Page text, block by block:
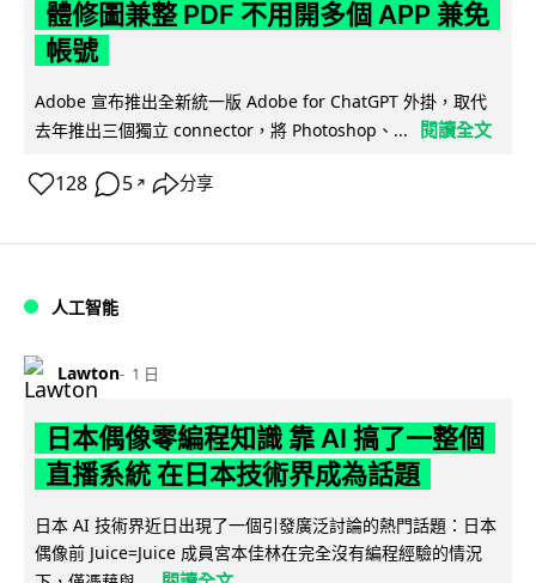
體修圖兼整 PDF 不用開多個 APP 兼免
帳號
Adobe 宣布推出全新統一版 Adobe for ChatGPT 外掛，取代
去年推出三個獨立 connector，將 Photoshop、...
閱讀全文
128 5 ↗ 分享
人工智能
Lawton 1 日
日本偶像零編程知識 靠 AI 搞了一整個
直播系統 在日本技術界成為話題
日本 AI 技術界近日出現了一個引發廣泛討論的熱門話題：日本
偶像前 Juice=Juice 成員宮本佳林在完全沒有編程經驗的情況